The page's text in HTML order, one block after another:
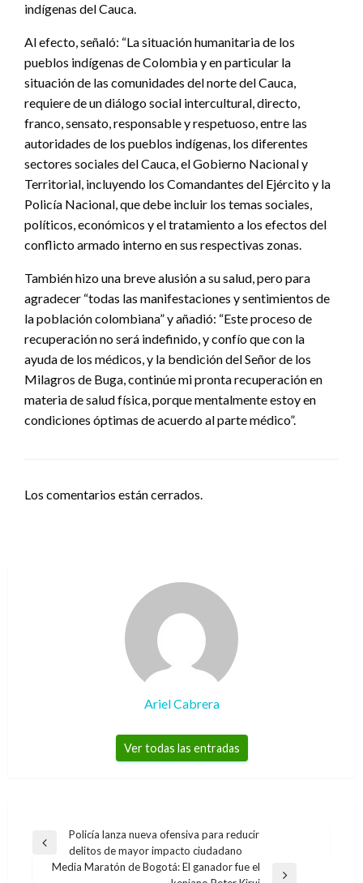
indígenas del Cauca.
Al efecto, señaló: “La situación humanitaria de los
pueblos indígenas de Colombia y en particular la
situación de las comunidades del norte del Cauca,
requiere de un diálogo social intercultural, directo,
franco, sensato, responsable y respetuoso, entre las
autoridades de los pueblos indígenas, los diferentes
sectores sociales del Cauca, el Gobierno Nacional y
Territorial, incluyendo los Comandantes del Ejército y la
Policía Nacional, que debe incluir los temas sociales,
políticos, económicos y el tratamiento a los efectos del
conflicto armado interno en sus respectivas zonas.
También hizo una breve alusión a su salud, pero para
agradecer “todas las manifestaciones y sentimientos de
la población colombiana” y añadió: “Este proceso de
recuperación no será indefinido, y confío que con la
ayuda de los médicos, y la bendición del Señor de los
Milagros de Buga, continúe mi pronta recuperación en
materia de salud física, porque mentalmente estoy en
condiciones óptimas de acuerdo al parte médico”.
Los comentarios están cerrados.
Ariel Cabrera
Ver todas las entradas
Navegación
Entrada
anterior
Policía lanza nueva ofensiva para reducir
delitos de mayor impacto ciudadano
Media Maratón de Bogotá: El ganador fue el